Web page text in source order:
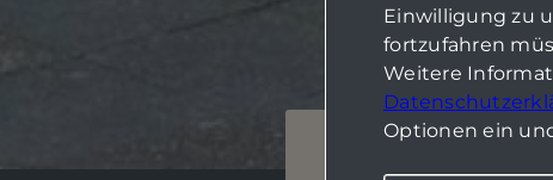
Einwilligung zu
fortzufahren
Weitere
Optionen ein